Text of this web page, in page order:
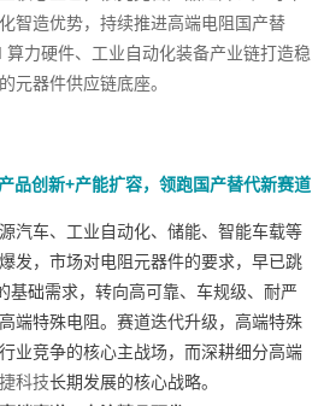
智造优势，持续推进高端电阻国产替
算力硬件、工业自动化装备产业链打造稳
元器件供应链底座。
品创新+产能扩容，领跑国产替代新赛道
汽车、工业自动化、储能、智能车载等
发，市场对电阻元器件的要求，早已跳
基础需求，转向高可靠、车规级、耐严
端特殊电阻。赛道迭代升级，高端特殊
业竞争的核心主战场，而深耕细分高端
科技长期发展的核心战略。